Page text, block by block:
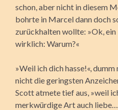
schon, aber nicht in diesem
bohrte in Marcel dann doch
zurückhalten wollte: »Ok, ein
wirklich: Warum?«
»Weil ich dich hasse!«,
nicht die geringsten
Scott atmete tief aus, »weil
merkwürdige Art auch